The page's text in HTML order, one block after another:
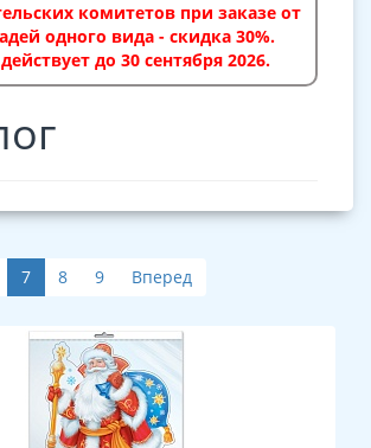
комитетов при заказе от
одного вида - скидка 30%.
до 30 сентября 2026.
7 8 9 Вперед